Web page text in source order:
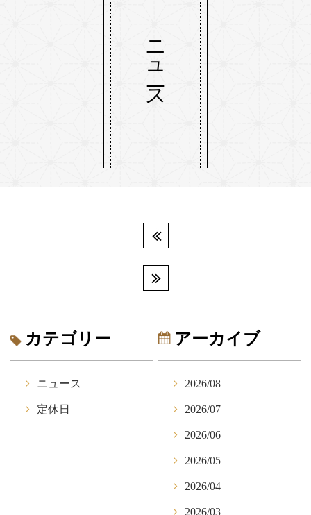
ニュース
カテゴリー
ニュース
定休日
アーカイブ
2026/08
2026/07
2026/06
2026/05
2026/04
2026/03